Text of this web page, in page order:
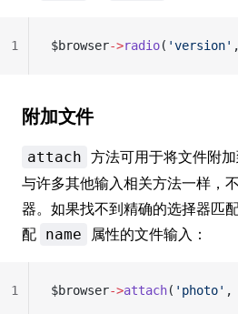
$browser->radio( 'version'
1
附加文件
attach 方法可用于将文件附
与许多其他输入相关方法一样，
器。如果找不到精确的选择器匹
配 name 属性的文件输入：
$browser->attach( 'photo' ,
1